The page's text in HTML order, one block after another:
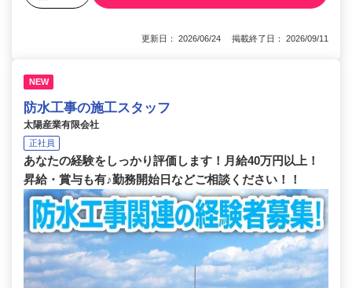
更新日： 2026/06/24 掲載終了日： 2026/09/11
NEW
防水工事の施工スタッフ
太陽産業有限会社
正社員
あなたの経験をしっかり評価します！月給40万円以上！
昇給・賞与も有♪勤務開始日などご相談ください！！